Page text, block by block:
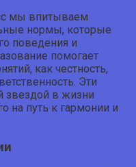
мы впитываем
нормы, которые
поведения и
помогает
как честность,
Эти
звездой в жизни
на путь к гармонии и